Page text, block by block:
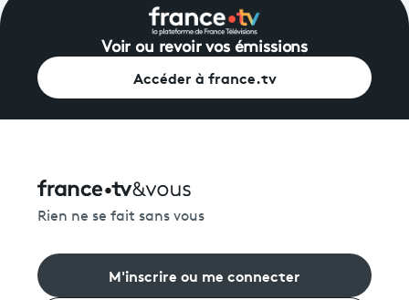
Voir ou revoir vos émissions
Accéder à france.tv
Rien ne se fait sans vous
M'inscrire ou me connecter